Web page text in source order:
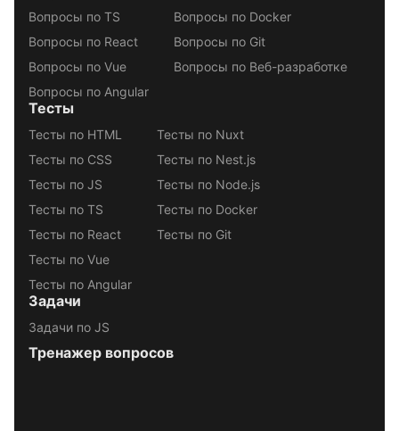
Вопросы по TS
Вопросы по React
Вопросы по Vue
Вопросы по Angular
Вопросы по Docker
Вопросы по Git
Вопросы по Веб-разработке
Тесты
Тесты по HTML
Тесты по CSS
Тесты по JS
Тесты по TS
Тесты по React
Тесты по Vue
Тесты по Angular
Тесты по Nuxt
Тесты по Nest.js
Тесты по Node.js
Тесты по Docker
Тесты по Git
Задачи
Задачи по JS
Тренажер вопросов